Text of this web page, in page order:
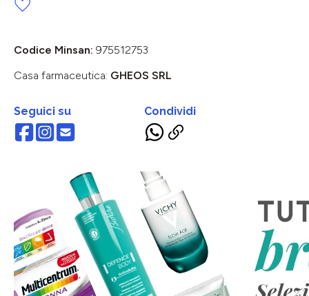
Codice Minsan: 975512753
Casa farmaceutica: GHEOS SRL
Seguici su Condividi